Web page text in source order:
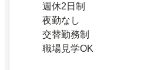
週休2日制
夜勤なし
交替勤務制
職場見学OK